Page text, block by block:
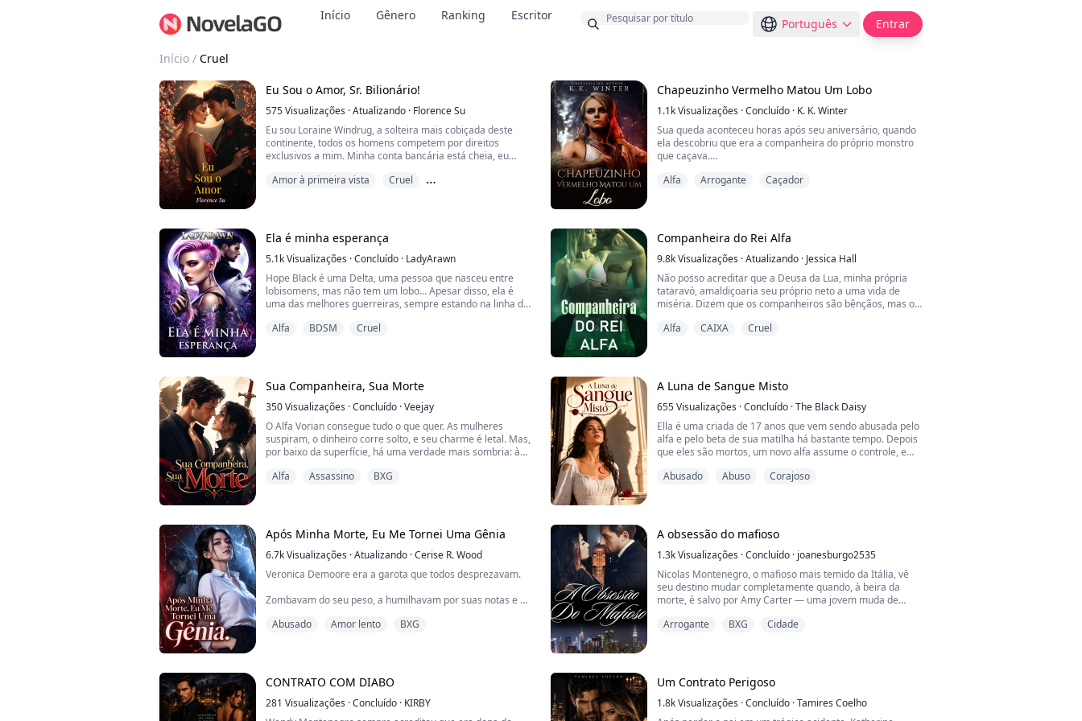
Início Gênero Ranking Escritor
Português Entrar
Início / Cruel
Eu Sou o Amor, Sr. Bilionário!
575Visualizações ·Atualizando · Florence Su
Eu sou Loraine Windrug, a solteira mais cobiçada deste
continente, todos os homens competem por direitos
exclusivos a mim. Minha conta bancária está cheia, eu
multimilionária tem todas as conveniências imagináveis.
Amor à primeira vista
Cruel
Chapeuzinho Vermelho Matou Um Lobo
1.1kVisualizações ·Concluído · K. K. Winter
Sua queda aconteceu horas após seu aniversário, quando
ela descobriu que era a companheira do próprio monstro
que caçava.
Um pai, atormentado pela dor do passado, não pôde fazer
filha fazia o que ele nunca conseguiu - ela matou o gra...
Alfa Arrogante Caçador
Ela é minha esperança
5.1kVisualizações ·Concluído · LadyArawn
Hope Black é uma Delta, uma pessoa que nasceu entre
lobisomens, mas não tem um lobo... Apesar disso, ela é
uma das melhores guerreiras, sempre estando na linha de
Com a chance de treinar no grande castelo real Lycan,
Dylan Miller ...
Alfa BDSM Cruel
Companheira do Rei Alfa
9.8kVisualizações ·Atualizando · Jessica Hall
Não posso acreditar que a Deusa da Lua, minha própria
tataravó, amaldiçoaria seu próprio neto a uma vida de
miséria. Dizem que os companheiros são bênçãos, mas os
companheiros poderiam te destruir, rasgar sua alma, eu
Alfa CAIXA Cruel
Sua Companheira, Sua Morte
350Visualizações ·Concluído ·Veejay
O Alfa Vorian consegue tudo o que quer. As mulheres
suspiram, o dinheiro corre solto, e seu charme é letal. Mas,
por baixo da superfície, há uma verdade mais sombria: à
um homem que nunca erra o alvo.
próprio caminho — um caminho c...
Alfa Assassino BXG
A Luna de Sangue Misto
655Visualizações ·Concluído ·The Black Daisy
Ella é uma criada de 17 anos que vem sendo abusada pelo
alfa e pelo beta de sua matilha há bastante tempo. Depois
que eles são mortos, um novo alfa assume o controle, e
tentado fugir.
...
Abusado Abuso Corajoso
Após Minha Morte, Eu Me Tornei Uma Gênia
6.7kVisualizações ·Atualizando ·Cerise R. Wood
Veronica Demoore era a garota que todos desprezavam.
Zombavam do seu peso, a humilhavam por suas notas e a
dia como alvo de ridículo — até o dia em que não aguentou
Mas, quando ela abre os olhos de novo... é outra pessoa
que está olhando através deles.
Abusado Amor lento BXG
A obsessão do mafioso
1.3kVisualizações ·Concluído · joanesburgo2535
Nicolas Montenegro, o mafioso mais temido da Itália, vê
seu destino mudar completamente quando, à beira da
morte, é salvo por Amy Carter — uma jovem muda de
dívida transforma-se numa obsessão avassaladora: ele
Ao aproxim...
Arrogante BXG Cidade
CONTRATO COM DIABO
281 Visualizações ·Concluído · KIRBY
Um Contrato Perigoso
1.8kVisualizações ·Concluído ·Tamires Coelho